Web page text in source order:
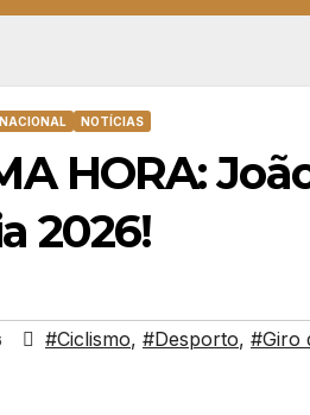
NOTÍCIAS
HORA:
2026!
#Ciclismo, #Desporto, #Giro